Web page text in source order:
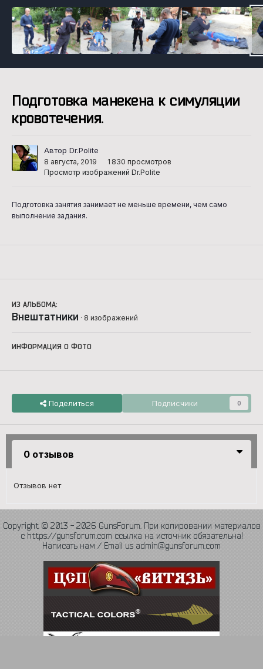
Подготовка манекена к симуляции
кровотечения.
Автор Dr.Polite
8 августа, 2019
1 830 просмотров
Просмотр изображений Dr.Polite
Подготовка занятия занимает не меньше времени, чем само
выполнение задания.
ИЗ АЛЬБОМА:
Внештатники · 8 изображений
ИНФОРМАЦИЯ О ФОТО
Поделиться Подписчики 0
0 отзывов
Отзывов нет
Copyright © 2013 - 2026 GunsForum. При копировании материалов
с https://gunsforum.com ссылка на источник обязательна!
Написать нам / Email us admin@gunsforum.com